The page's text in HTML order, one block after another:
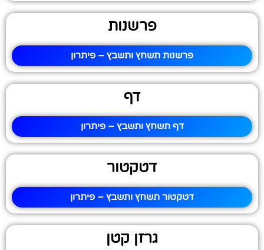
פרשנות
פרשנות תשחץ ותשבץ – פיתרון
דף
דף תשחץ ותשבץ – פיתרון
דטקטור
דטקטור תשחץ ותשבץ – פיתרון
גרזן קטן